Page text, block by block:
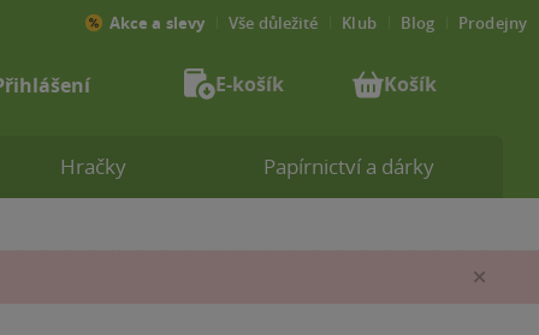
Hračky Papírnictví a dárky
Akce a slevy Vše důležité Klub Blog Prodejny
E-košík Košík